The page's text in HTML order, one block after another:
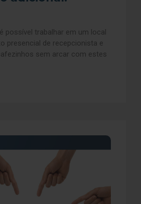
possível trabalhar em um local
presencial de recepcionista e
sem arcar com estes